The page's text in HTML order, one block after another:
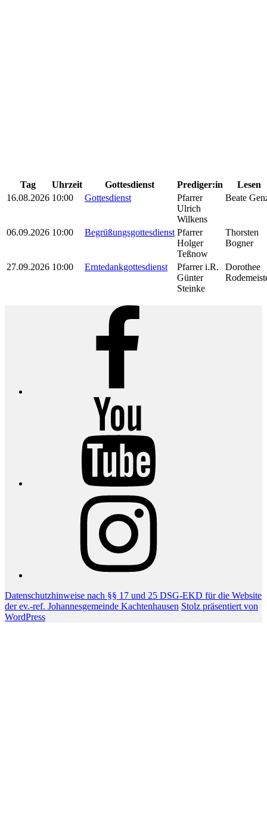
Tag Uhrzeit Gottesdienst Prediger:in
Lesen
16.08.2026 10:00 Gottesdienst
Pfarrer
Ulrich
Wilkens
Beate
06.09.2026 10:00 Begrüßungsgottesdienst Pfarrer
Holger
Teßnow
Thorsten
Bogner
27.09.2026 10:00 Erntedankgottesdienst
Pfarrer i.R.
Günter
Steinke
Dorothee
Datenschutzhinweise nach §§ 17 und 25 DSG-EKD für die Website
der ev.-ref. Johannesgemeinde Kachtenhausen Stolz präsentiert von
WordPress